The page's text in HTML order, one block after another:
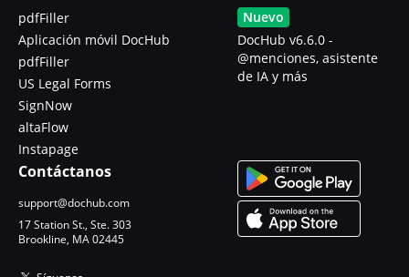
pdfFiller
Aplicación móvil DocHub
pdfFiller
US Legal Forms
SignNow
altaFlow
Instapage
Nuevo
DocHub v6.6.0 -
@menciones, asistente
de IA y más
Contáctanos
support@dochub.com
17 Station St., Ste. 303
Brookline, MA 02445